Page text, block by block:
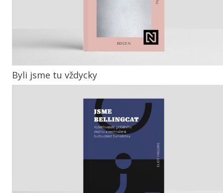
Byli jsme tu vždycky